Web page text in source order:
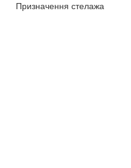
Призначення стелажа